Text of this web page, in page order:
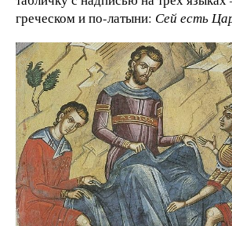
греческом и по-латыни: Сей есть